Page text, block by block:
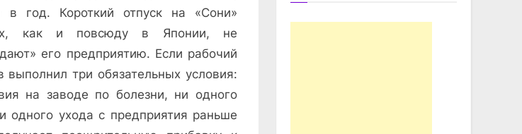
в год. Короткий отпуск на «Сони»
как и повсюду в Японии, не
его предприятию. Если рабочий
выполнил три обязательных условия:
на заводе по болезни, ни одного
одного ухода с предприятия раньше